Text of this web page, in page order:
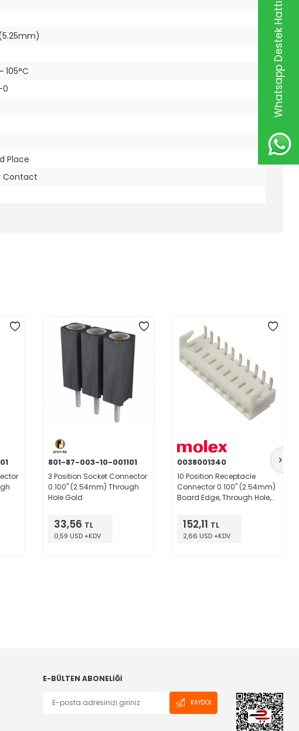
Whatsapp Destek Hattı
105°C
0
Place
Contact
801-87-003-10-001101
3 Position Socket Connector
0.100" (2.54mm) Through
Hole Gold
33,56 TL
0,59 USD +KDV
0038001340
10 Position Receptacle
Connector 0.100" (2.54mm)
Board Edge, Through Hole,
152,11 TL
2,66 USD +KDV
E-BÜLTEN ABONELIĞI
KAYDOL